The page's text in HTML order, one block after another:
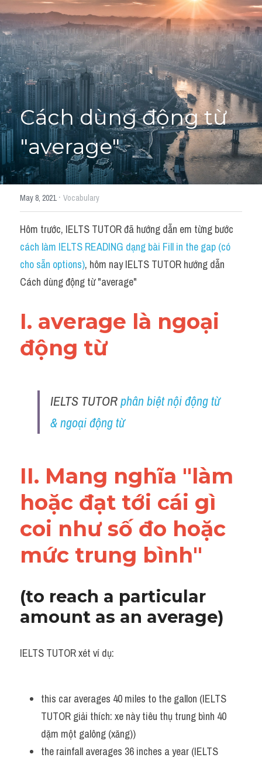
Học thử →
Cách dùng động từ
"average"
May 8, 2021· Vocabulary
cách làm IELTS READING dạng bài Fill in the gap (có
cho sẵn options), hôm nay IELTS TUTOR hướng dẫn
Cách dùng động từ "average"
I. average là ngoại
động từ
IELTS TUTOR phân biệt nội động từ
& ngoại động từ
II. Mang nghĩa "làm
hoặc đạt tới cái gì
coi như số đo hoặc
mức trung bình"
(to reach a particular
amount as an average)
IELTS TUTOR xét ví dụ:
this car averages 40 miles to the gallon (IELTS
TUTOR giải thích: xe này tiêu thụ trung bình 40
dặm một galông (xăng))
the rainfall averages 36 inches a year (IELTS